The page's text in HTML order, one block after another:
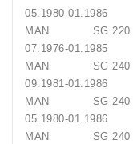
05.1980-
MAN SG
07.1976-
MAN SG
09.1981-
MAN SG
05.1980-
MAN SG 240